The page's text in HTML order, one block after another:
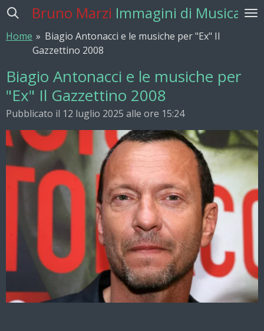
Vai
contenuto
principale
Bruno Marzi Immagini di Musica
Home » Biagio Antonacci e le musiche per "Ex" Il
Gazzettino 2008
Biagio Antonacci e le musiche per
"Ex" Il Gazzettino 2008
Pubblicato il 12 luglio 2025 alle ore 15:24